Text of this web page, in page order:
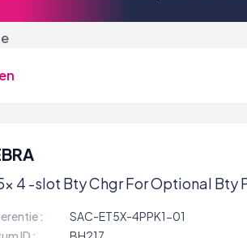
4 -slot Bty Chgr For Optional Bty
:
SAC-ET5X-4PPK1-01